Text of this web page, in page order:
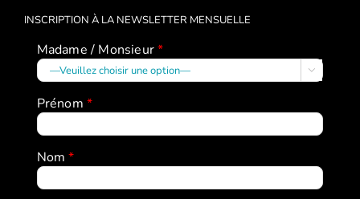
INSCRIPTION À LA NEWSLETTER MENSUELLE
Madame / Monsieur*

Prénom *
Nom*